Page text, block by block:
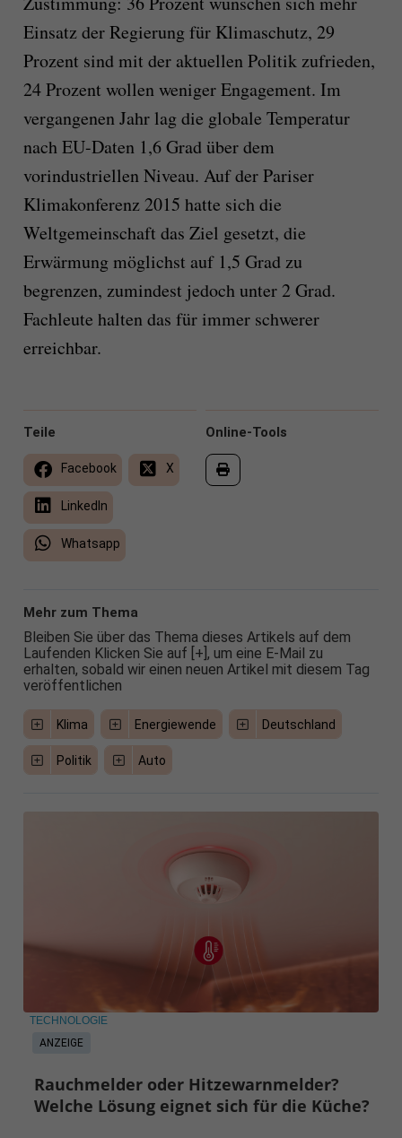
Einsatz der Regierung für Klimaschutz, 29
Prozent sind mit der aktuellen Politik zufrieden,
24 Prozent wollen weniger Engagement. Im
vergangenen Jahr lag die globale Temperatur
nach EU-Daten 1,6 Grad über dem
vorindustriellen Niveau. Auf der Pariser
Klimakonferenz 2015 hatte sich die
Weltgemeinschaft das Ziel gesetzt, die
Erwärmung möglichst auf 1,5 Grad zu
begrenzen, zumindest jedoch unter 2 Grad.
Fachleute halten das für immer schwerer
erreichbar.
Online-Tools
Teile
Facebook X
LinkedIn
Whatsapp
Mehr zum Thema
Bleiben Sie über das Thema dieses Artikels auf dem
Laufenden Klicken Sie auf [+], um eine E-Mail zu
erhalten, sobald wir einen neuen Artikel mit diesem Tag
veröffentlichen
Klima Energiewende Deutschland
Politik Auto
ANZEIGE
TECHNOLOGIE
Rauchmelder oder Hitzewarnmelder?
Welche Lösung eignet sich für die Küche?